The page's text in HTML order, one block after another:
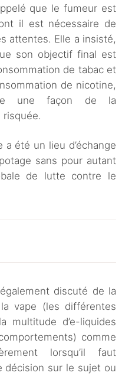
que le fumeur est
il est nécessaire de
attentes. Elle a insisté,
son objectif final est
de tabac et
de nicotine,
une façon de la
risquée.
été un lieu d’échange
sans pour autant
de lutte contre le
discuté de la
vape (les différentes
multitude d’e-liquides
comme
lorsqu’il faut
décision sur le sujet ou